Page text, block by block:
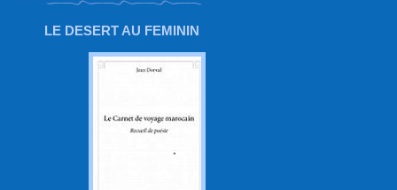
LE DESERT AU FEMININ